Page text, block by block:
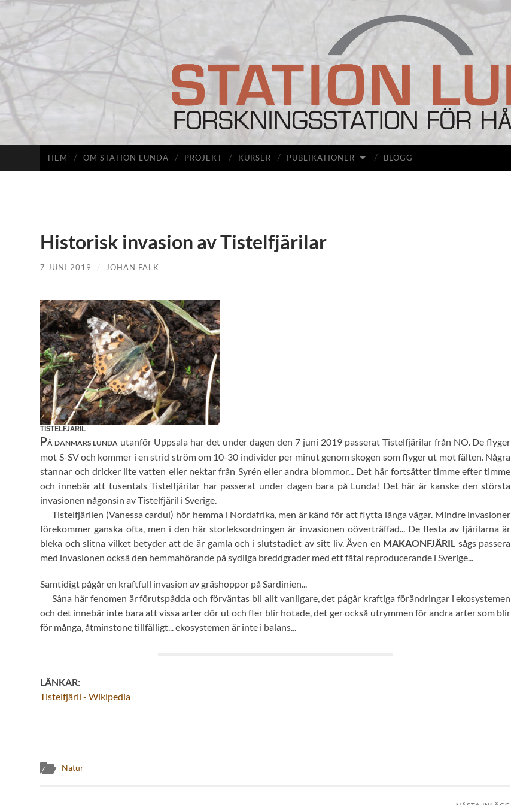
Station
HEM OM STATION LUNDA PROJEKT KURSER PUBLIKATIONER BLOGG
Historisk invasion av Tistelfjärilar
7 JUNI 2019 / JOHAN FALK
TISTELFJÄRIL
PÅ DANMARS LUNDA utanför Uppsala har det under dagen den 7 juni 2019 passerat Tistelfjärilar från NO. De flyger
mot S-SV och kommer i en strid ström om 10-30 individer per minut genom skogen som flyger ut mot fälten. Några
stannar och dricker lite vatten eller nektar från Syrén eller andra blommor... Det här fortsätter timme efter timme
och innebär att tusentals Tistelfjärilar har passerat under dagen bara på Lunda! Det här är kanske den största
invasionen någonsin av Tistelfjäril i Sverige.
Tistelfjärilen (Vanessa cardui) hör hemma i Nordafrika, men är känd för att flytta långa vägar. Mindre invasioner
förekommer ganska ofta, men i den här storleksordningen är invasionen oöverträffad... De flesta av fjärilarna är
bleka och slitna vilket betyder att de är gamla och i slutstadiet av sitt liv. Även en MAKAONFJÄRIL sågs passera
med invasionen också den hemmahörande på sydliga breddgrader med ett fåtal reproducerande i Sverige...
Samtidigt pågår en kraftfull invasion av gräshoppor på Sardinien...
Såna här fenomen är förutspådda och förväntas bli allt vanligare, det pågår kraftiga förändringar i ekosystemen
och det innebär inte bara att vissa arter dör ut och fler blir hotade, det ger också utrymmen för andra arter som blir
för många, åtminstone tillfälligt... ekosystemen är inte i balans...
LÄNKAR:
Tistelfjäril - Wikipedia
Natur